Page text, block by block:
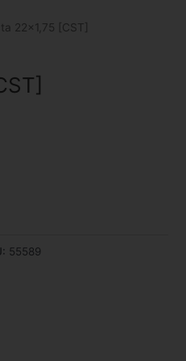
22×1,75 [CST]
55589